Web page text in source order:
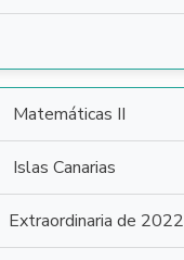
Matemáticas II
Islas Canarias
Extraordinaria de 2022